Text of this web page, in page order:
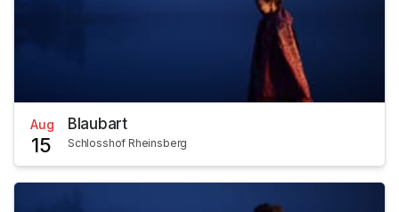
Aug
15
Blaubart
Schlosshof Rheinsberg